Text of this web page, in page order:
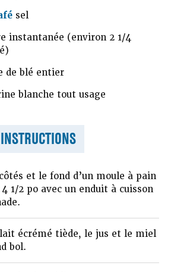
sel
instantanée (environ 2 1/4
de blé entier
blanche tout usage
INSTRUCTIONS
et le fond d’un moule à pain
1/2 po avec un enduit à cuisson
écrémé tiède, le jus et le miel
bol.